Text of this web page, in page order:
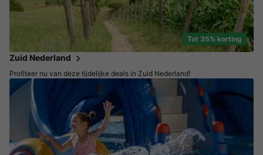
Tot 35% korting
Zuid Nederland
Profiteer nu van deze tijdelijke deals in Zuid Nederland!